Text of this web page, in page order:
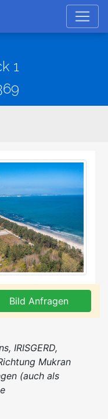
1
Bild Anfragen
IRISGERD,
Mukran
(auch als